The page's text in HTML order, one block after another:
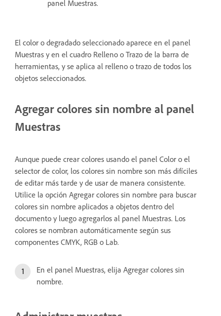
panel Muestras.
El color o degradado seleccionado aparece en el panel
Muestras y en el cuadro Relleno o Trazo de la barra de
herramientas, y se aplica al relleno o trazo de todos los
objetos seleccionados.
Agregar colores sin nombre al panel
Muestras
Aunque puede crear colores usando el panel Color o el
selector de color, los colores sin nombre son más difíciles
de editar más tarde y de usar de manera consistente.
Utilice la opción Agregar colores sin nombre para buscar
colores sin nombre aplicados a objetos dentro del
documento y luego agregarlos al panel Muestras. Los
colores se nombran automáticamente según sus
componentes CMYK, RGB o Lab.
En el panel Muestras, elija Agregar colores sin
nombre.